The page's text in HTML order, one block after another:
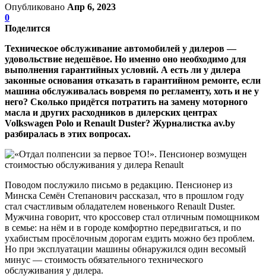
Опубликовано Апр 6, 2023
0
Поделится
Техническое обслуживание автомобилей у дилеров —
удовольствие недешёвое. Но именно оно необходимо для
выполнения гарантийных условий. А есть ли у дилера
законные основания отказать в гарантийном ремонте, если
машина обслуживалась вовремя по регламенту, хоть и не у
него? Сколько придётся потратить на замену моторного
масла и других расходников в дилерских центрах
Volkswagen Polo и Renault Duster? Журналистка av.by
разбиралась в этих вопросах.
Поводом послужило письмо в редакцию. Пенсионер из
Минска Семён Степанович рассказал, что в прошлом году
стал счастливым обладателем новенького Renault Duster.
Мужчина говорит, что кроссовер стал отличным помощником
в семье: на нём и в городе комфортно передвигаться, и по
ухабистым просёлочным дорогам ездить можно без проблем.
Но при эксплуатации машины обнаружился один весомый
минус — стоимость обязательного технического
обслуживания у дилера.